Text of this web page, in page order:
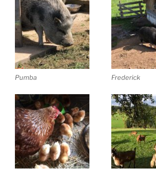
Pumba Frederick